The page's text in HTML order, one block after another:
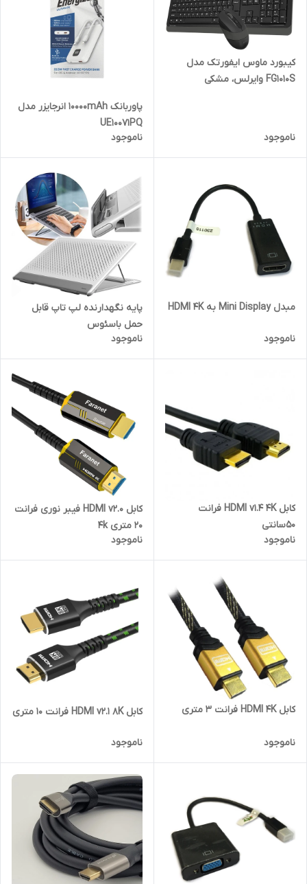
کیبورد ماوس ایفورتک مدل
FG1010S وایرلس، مشکی
ناموجود
پاوربانک 10000mAh انرجایزر مدل
UE10071PQ
ناموجود
مبدل Mini Display به HDMI 4K
ناموجود
پایه نگهدارنده لپ تاپ قابل
حمل باسئوس
ناموجود
کابل HDMI v1.4 4K فرانت
50سانتی
ناموجود
کابل HDMI v2.0 فیبر نوری فرانت
20 متری 4k
ناموجود
کابل HDMI 4K فرانت 3 متری
ناموجود
کابل HDMI v2.1 8K فرانت 10 متری
ناموجود